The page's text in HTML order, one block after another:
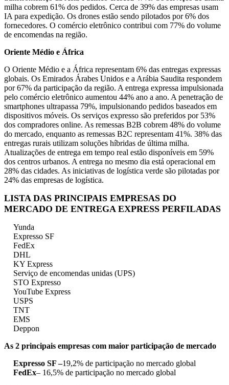
milha cobrem 61% dos pedidos. Cerca de 39% das empresas usam
IA para expedição. Os drones estão sendo pilotados por 6% dos
fornecedores. O comércio eletrônico contribui com 77% do volume
de encomendas na região.
Oriente Médio e África
O Oriente Médio e a África representam 6% das entregas expressas
globais. Os Emirados Árabes Unidos e a Arábia Saudita respondem
por 67% da participação da região. A entrega expressa impulsionada
pelo comércio eletrônico aumentou 44% ano a ano. A penetração de
smartphones ultrapassa 79%, impulsionando pedidos baseados em
dispositivos móveis. Os serviços expresso são preferidos por 53%
dos compradores online. As remessas B2B cobrem 48% do volume
do mercado, enquanto as remessas B2C representam 41%. 38% das
entregas rurais utilizam soluções híbridas de última milha.
Atualizações de entrega em tempo real estão disponíveis em 59%
dos centros urbanos. A entrega no mesmo dia está operacional em
28% das cidades. As iniciativas de logística verde são pilotadas por
24% das empresas de logística.
LISTA DAS PRINCIPAIS EMPRESAS DO
MERCADO DE ENTREGA EXPRESS PERFILADAS
Yunda
Expresso SF
FedEx
DHL
KY Express
Serviço de encomendas unidas (UPS)
STO Expresso
YouTube Express
USPS
TNT
EMS
Deppon
As 2 principais empresas com maior participação de mercado
Expresso SF –19,2% de participação no mercado global
FedEx– 16,5% de participação no mercado global